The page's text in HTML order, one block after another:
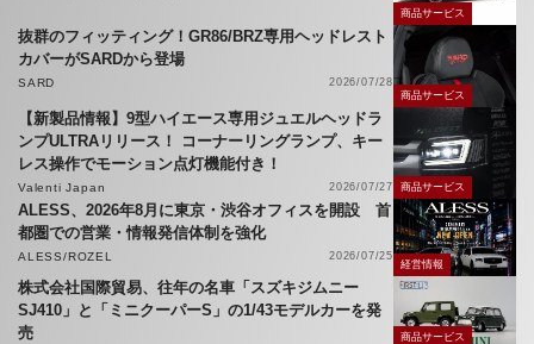
商品サービス
抜群のフィッティング！GR86/BRZ専用ヘッドレスト
カバーがSARDから登場
SARD
2026/07/28
商品サービス
【新製品情報】9型ハイエース専用ジュエルヘッドラ
ンプULTRAリリース！ コーナーリングランプ、キー
レス操作でモーション点灯機能付き！
Valenti Japan 2026/07/27 商品サービス
ALESS、2026年8月に東京・渋谷オフィスを開設 首
都圏での営業・情報発信体制を強化
ALESS/ROZEL 2026/07/25
経営情報
株式会社国際貿易、往年の名車「スズキジムニー
SJ410」と「ミニクーパーS」の1/43モデルカーを発
売
商品サービス